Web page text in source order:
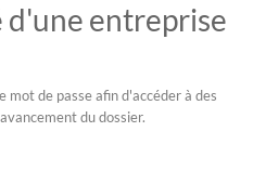
d'une entreprise
de passe afin d'accéder à des
du dossier.